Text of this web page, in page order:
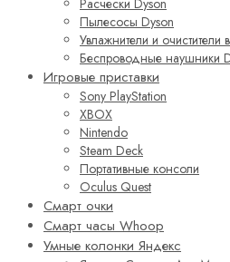
Пылесосы Dyson
Увлажнители и очистители
Беспроводные наушники
Игровые приставки
Sony PlayStation
XBOX
Nintendo
Steam Deck
Портативные консоли
Oculus Quest
Смарт очки
Смарт часы Whoop
Умные колонки Яндекс